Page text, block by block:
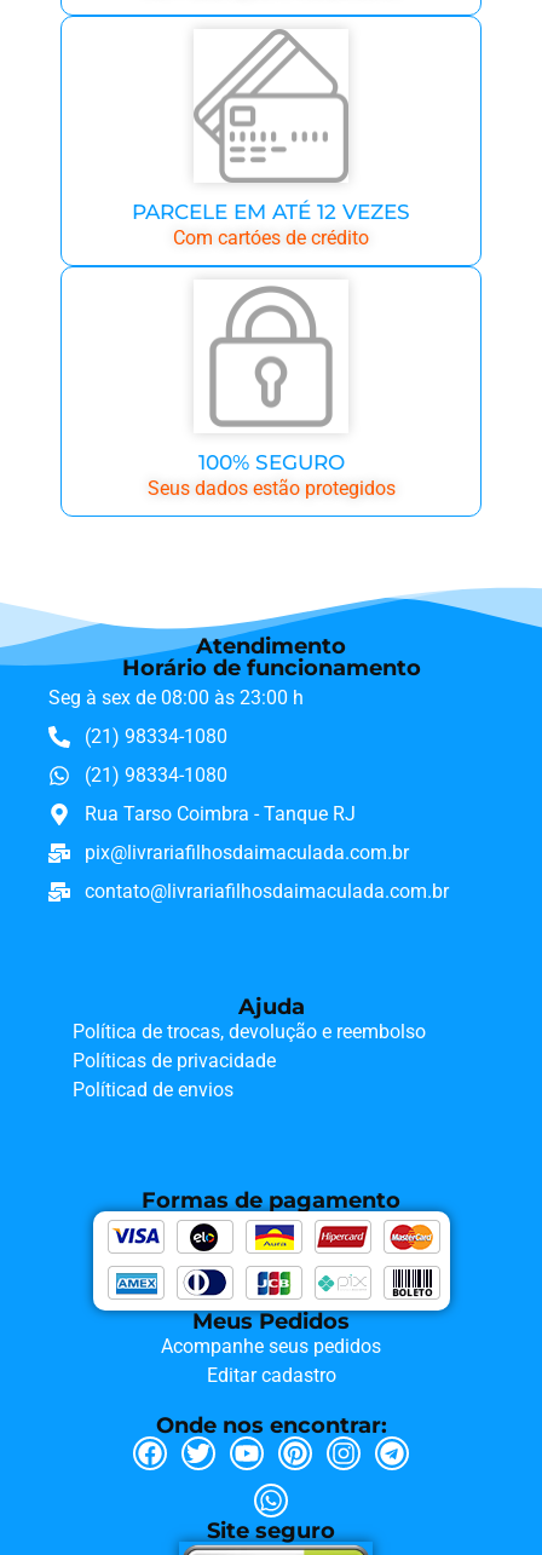
PARCELE EM ATÉ 12 VEZES
Com cartóes de crédito
100% SEGURO
Seus dados estão protegidos
Atendimento
Horário de funcionamento
Seg à sex de 08:00 às 23:00 h
(21) 98334-1080
(21) 98334-1080
Rua Tarso Coimbra - Tanque RJ
pix@livrariafilhosdaimaculada.com.br
contato@livrariafilhosdaimaculada.com.br
Ajuda
Política de trocas, devolução e reembolso
Políticas de privacidade
Políticad de envios
Formas de pagamento
Meus Pedidos
Acompanhe seus pedidos
Editar cadastro
Onde nos encontrar:
Site seguro